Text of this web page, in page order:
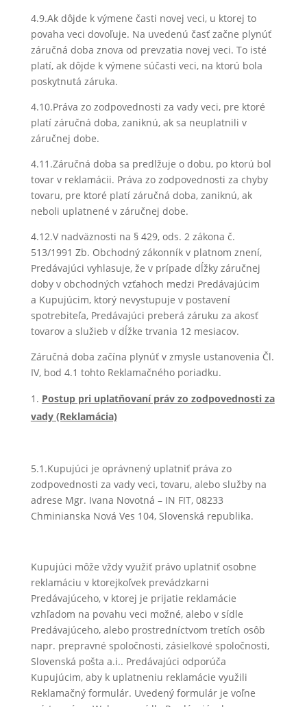
4.9.Ak dôjde k výmene časti novej veci, u ktorej to
povaha veci dovoľuje. Na uvedenú časť začne plynúť
záručná doba znova od prevzatia novej veci. To isté
platí, ak dôjde k výmene súčasti veci, na ktorú bola
poskytnutá záruka.
4.10.Práva zo zodpovednosti za vady veci, pre ktoré
platí záručná doba, zaniknú, ak sa neuplatnili v
záručnej dobe.
4.11.Záručná doba sa predlžuje o dobu, po ktorú bol
tovar v reklamácii. Práva zo zodpovednosti za chyby
tovaru, pre ktoré platí záručná doba, zaniknú, ak
neboli uplatnené v záručnej dobe.
4.12.V nadväznosti na § 429, ods. 2 zákona č.
513/1991 Zb. Obchodný zákonník v platnom znení,
Predávajúci vyhlasuje, že v prípade dĺžky záručnej
doby v obchodných vzťahoch medzi Predávajúcim
a Kupujúcim, ktorý nevystupuje v postavení
spotrebiteľa, Predávajúci preberá záruku za akosť
tovarov a služieb v dĺžke trvania 12 mesiacov.
Záručná doba začína plynúť v zmysle ustanovenia Čl.
IV, bod 4.1 tohto Reklamačného poriadku.
Postup pri uplatňovaní práv zo zodpovednosti za
vady (Reklamácia)
5.1.Kupujúci je oprávnený uplatniť práva zo
zodpovednosti za vady veci, tovaru, alebo služby na
adrese Mgr. Ivana Novotná – IN FIT, 08233
Chminianska Nová Ves 104, Slovenská republika.
Kupujúci môže vždy využiť právo uplatniť osobne
reklamáciu v ktorejkoľvek prevádzkarni
Predávajúceho, v ktorej je prijatie reklamácie
vzhľadom na povahu veci možné, alebo v sídle
Predávajúceho, alebo prostredníctvom tretích osôb
napr. prepravné spoločnosti, zásielkové spoločnosti,
Slovenská pošta a.i.. Predávajúci odporúča
Kupujúcim, aby k uplatneniu reklamácie využili
Reklamačný formulár. Uvedený formulár je voľne